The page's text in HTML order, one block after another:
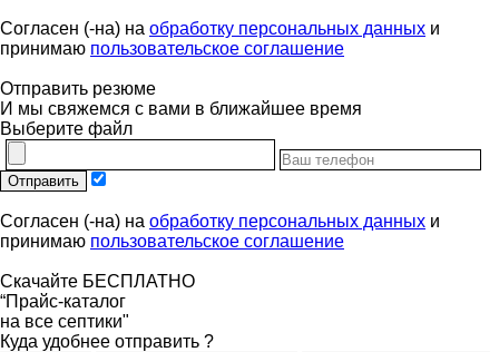
Согласен (-на) на обработку персональных данных и
принимаю пользовательское соглашение
Отправить резюме
И мы свяжемся с вами в ближайшее время
Выберите файл
Отправить
Согласен (-на) на обработку персональных данных и
принимаю пользовательское соглашение
Скачайте БЕСПЛАТНО
“Прайс-каталог
на все септики"
Куда удобнее отправить ?